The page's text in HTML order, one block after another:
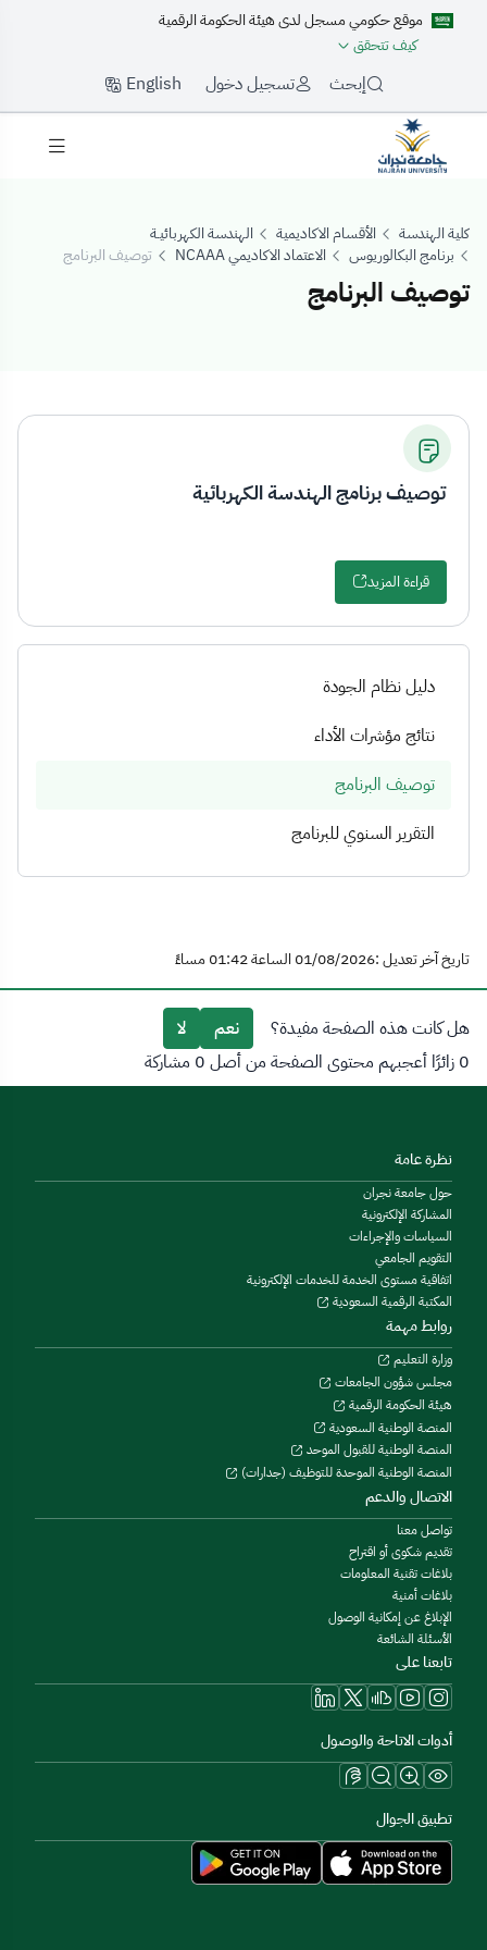
موقع حكومي مسجل لدى هيئة الحكومة الرقمية
كيف تتحقق
إبحث تسجيل دخول English
كلية الهندسة الأقسام الاكاديمية
الهندسة الكهربائيـة
برنامج البكالوريوس
الاعتماد الاكاديمي NCAAA توصيف البرنامج
توصيف البرنامج
توصيف البرنامج
دليل نظام الجودة
نتائج مؤشرات الأداء
توصيف البرنامج
التقرير السنوي للبرنامج
توصيف برنامج الهندسة الكهربائية
قراءة المزيد
تاريخ آخر تعديل :01/08/2026 الساعة 01:42 مساءً
هل كانت هذه الصفحة مفيدة؟ نعم
لا
0 زائرًا أعجبهم محتوى الصفحة من أصل 0 مشاركة
نظرة عامة
حول جامعة نجران
المشاركة الإلكترونية
السياسات والإجراءات
التقويم الجامعي
اتفاقية مستوى الخدمة للخدمات الإلكترونية
المكتبة الرقمية السعودية
روابط مهمة
وزارة التعليم
مجلس شؤون الجامعات
هيئة الحكومة الرقمية
المنصة الوطنية السعودية
المنصة الوطنية للقبول الموحد
المنصة الوطنية الموحدة للتوظيف (جدارات)
الاتصال والدعم
تواصل معنا
تقديم شكوى أو اقتراح
بلاغات تقنية المعلومات
بلاغات أمنية
الإبلاغ عن إمكانية الوصول
الأسئلة الشائعة
تابعنا على
أدوات الاتاحة والوصول
تطبيق الجوال